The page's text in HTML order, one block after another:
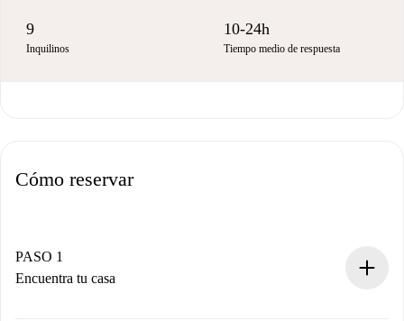
9
Inquilinos
10-24h
Tiempo medio de respuesta
Cómo reservar
PASO 1
Encuentra tu casa